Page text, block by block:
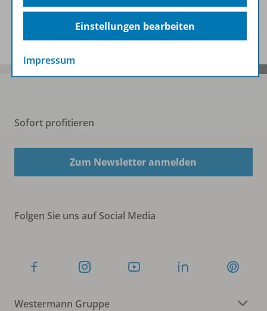
Spar-Pakete
Sofort profitieren
Zum Newsletter anmelden
Folgen Sie uns auf Social Media
Westermann Gruppe
Einstellungen bearbeiten
Impressum